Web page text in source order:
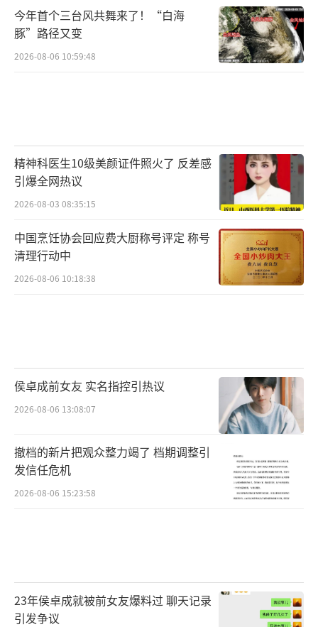
今年首个三台风共舞来了！“白海
豚”路径又变
2026-08-06 10:59:48
精神科医生10级美颜证件照火了 反差感
引爆全网热议
2026-08-03 08:35:15
中国烹饪协会回应费大厨称号评定 称号
清理行动中
2026-08-06 10:18:38
侯卓成前女友 实名指控引热议
2026-08-06 13:08:07
撤档的新片把观众整力竭了 档期调整引
发信任危机
2026-08-06 15:23:58
23年侯卓成就被前女友爆料过 聊天记录
引发争议